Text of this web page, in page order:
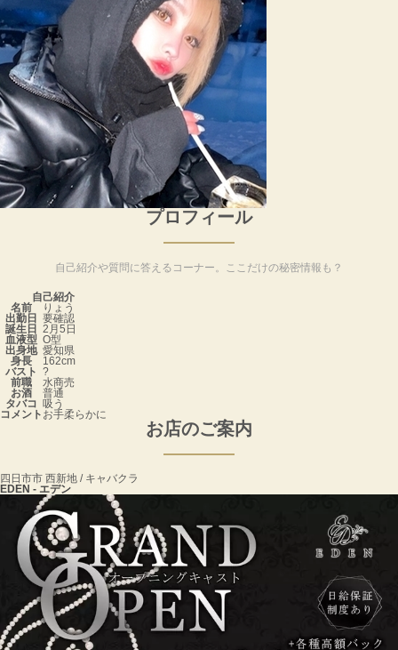
プロフィール
自己紹介や質問に答えるコーナー。ここだけの秘密情報も？
自己紹介
名前
りょう
出勤日
要確認
誕生日
2月5日
血液型 O型
出身地 愛知県
身長
162cm
バスト ?
前職
水商売
お酒
普通
タバコ 吸う
コメント お手柔らかに
お店のご案内
四日市市 西新地 / キャバクラ
EDEN - エデン